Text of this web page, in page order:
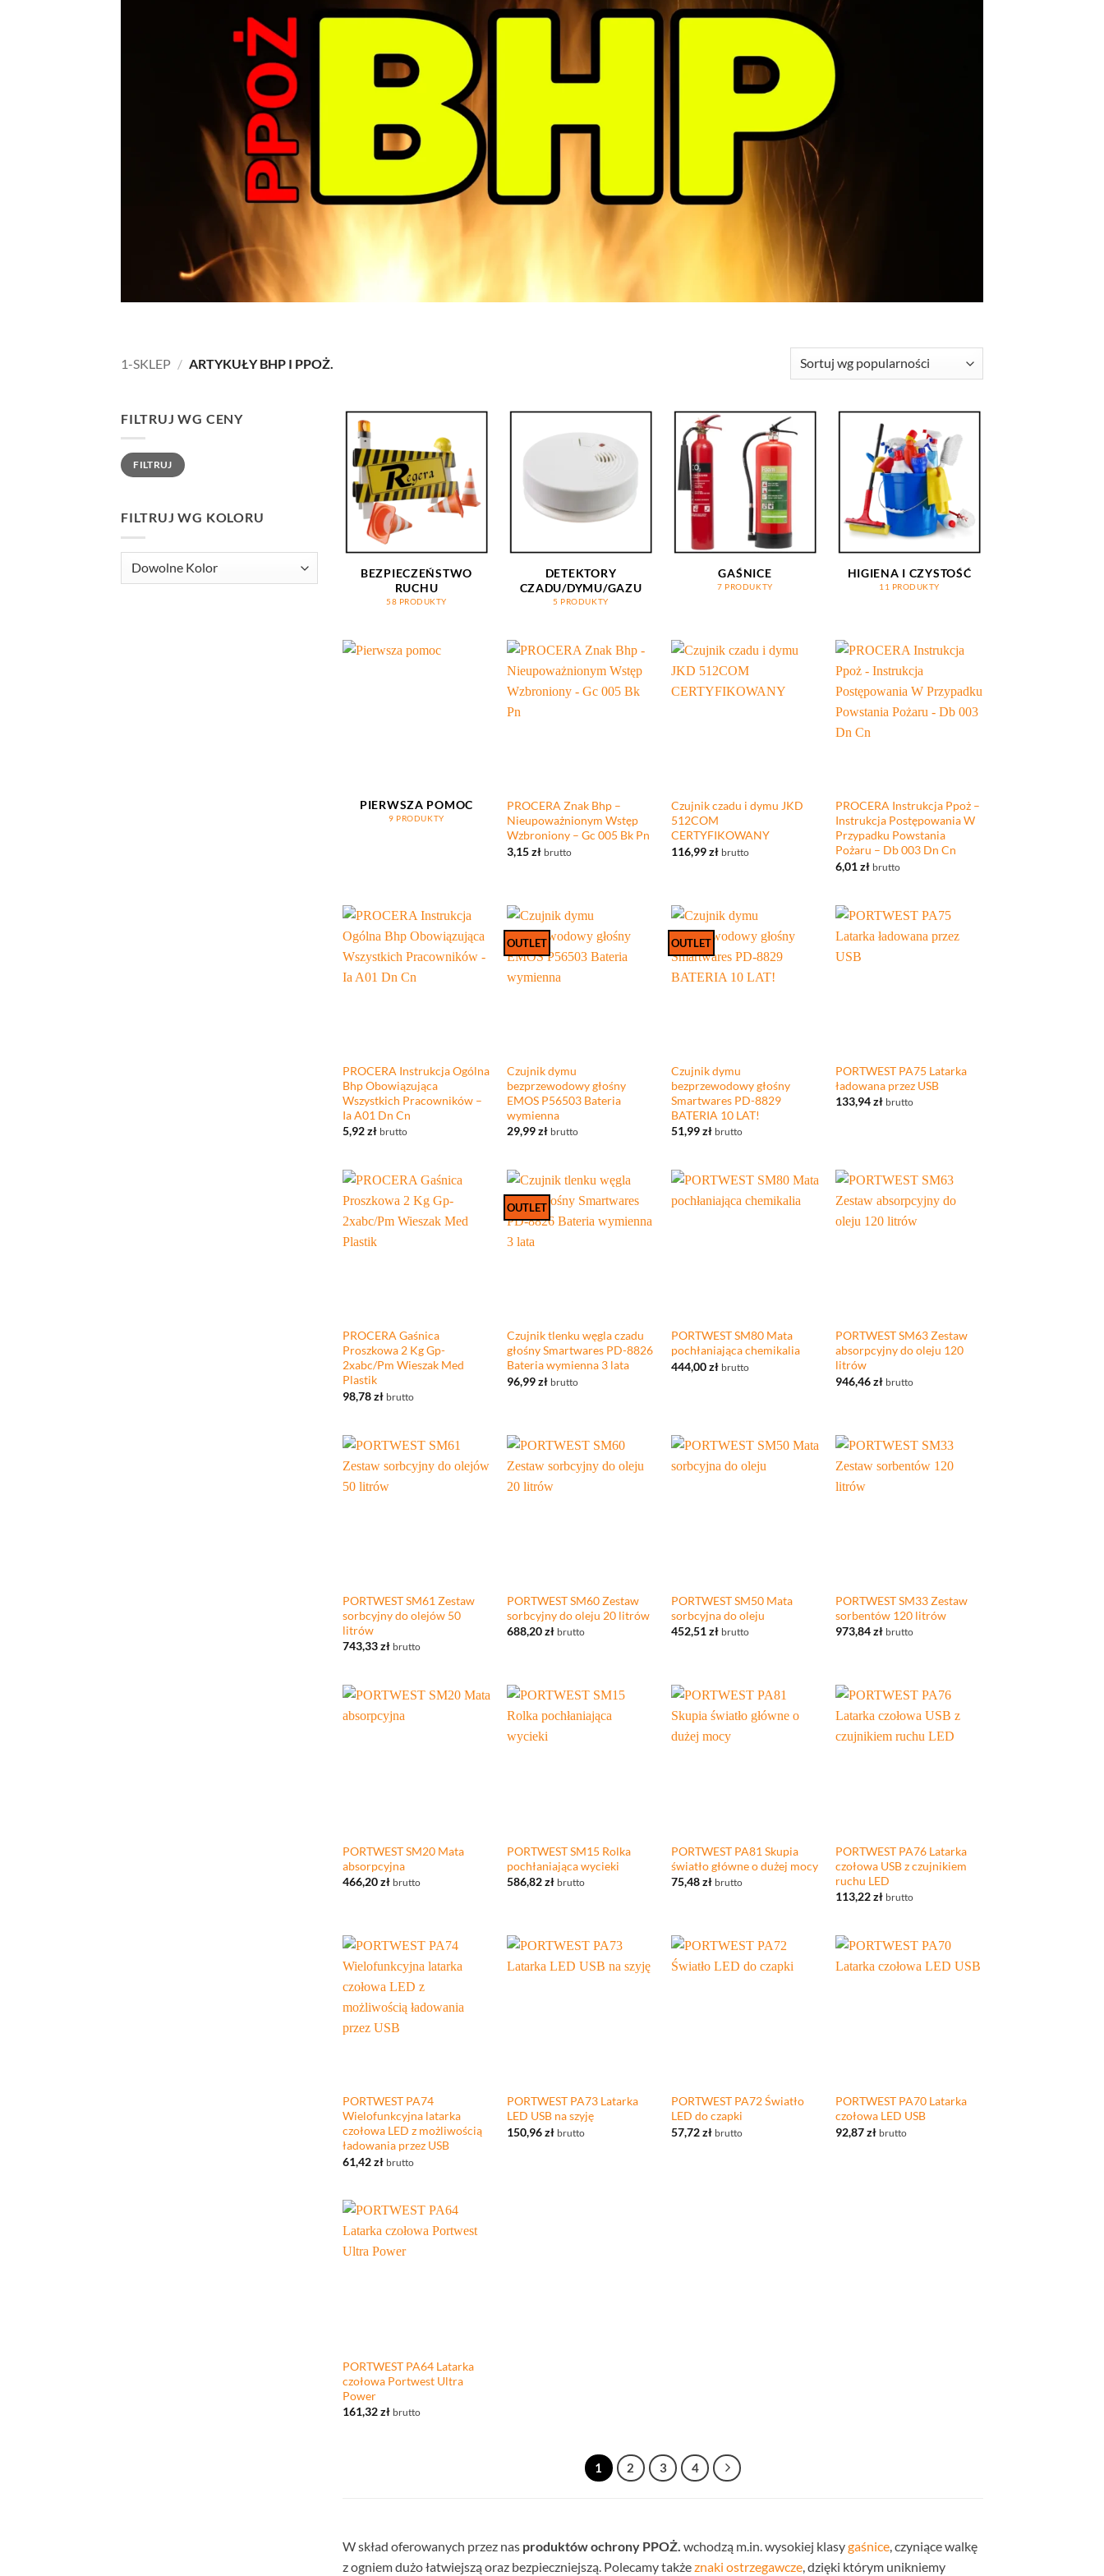
1-SKLEP / ARTYKUŁY BHP I PPOŻ.
FILTRUJ WG CENY
Cena
min.
Cena
maks.FILTRUJ
FILTRUJ WG KOLORU
BEZPIECZEŃSTWO
RUCHU
58 PRODUKTY
DETEKTORY
CZADU/DYMU/GAZU
5 PRODUKTY
GAŚNICE
7 PRODUKTY
HIGIENA I CZYSTOŚĆ
11 PRODUKTY
PIERWSZA POMOC
9 PRODUKTY
PROCERA Znak Bhp –
Nieupoważnionym Wstęp
Wzbroniony – Gc 005 Bk Pn
3,15zł brutto
Czujnik czadu i dymu JKD
512COM
CERTYFIKOWANY
116,99zł brutto
PROCERA Instrukcja Ppoż –
Instrukcja Postępowania W
Przypadku Powstania
Pożaru – Db 003 Dn Cn
6,01zł brutto
PROCERA Instrukcja Ogólna
Bhp Obowiązująca
Wszystkich Pracowników –
Ia A01 Dn Cn
5,92zł brutto
OUTLET
Czujnik dymu
bezprzewodowy głośny
EMOS P56503 Bateria
wymienna
29,99zł brutto
OUTLET
Czujnik dymu
bezprzewodowy głośny
Smartwares PD-8829
BATERIA 10 LAT!
51,99zł brutto
PORTWEST PA75 Latarka
ładowana przez USB
133,94zł brutto
PROCERA Gaśnica
Proszkowa 2 Kg Gp-
2xabc/Pm Wieszak Med
Plastik
98,78zł brutto
OUTLET
Czujnik tlenku węgla czadu
głośny Smartwares PD-8826
Bateria wymienna 3 lata
96,99zł brutto
PORTWEST SM80 Mata
pochłaniająca chemikalia
444,00zł brutto
PORTWEST SM63 Zestaw
absorpcyjny do oleju 120
litrów
946,46zł brutto
PORTWEST SM61 Zestaw
sorbcyjny do olejów 50
litrów
743,33zł brutto
PORTWEST SM60 Zestaw
sorbcyjny do oleju 20 litrów
688,20zł brutto
PORTWEST SM50 Mata
sorbcyjna do oleju
452,51zł brutto
PORTWEST SM33 Zestaw
sorbentów 120 litrów
973,84zł brutto
PORTWEST SM20 Mata
absorpcyjna
466,20zł brutto
PORTWEST SM15 Rolka
pochłaniająca wycieki
586,82zł brutto
PORTWEST PA81 Skupia
światło główne o dużej mocy
75,48zł brutto
PORTWEST PA76 Latarka
czołowa USB z czujnikiem
ruchu LED
113,22zł brutto
PORTWEST PA74
Wielofunkcyjna latarka
czołowa LED z możliwością
ładowania przez USB
61,42zł brutto
PORTWEST PA73 Latarka
LED USB na szyję
150,96zł brutto
PORTWEST PA72 Światło
LED do czapki
57,72zł brutto
PORTWEST PA70 Latarka
czołowa LED USB
92,87zł brutto
PORTWEST PA64 Latarka
czołowa Portwest Ultra
Power
161,32zł brutto
1 2 3 4
W skład oferowanych przez nas produktów ochrony PPOŻ. wchodzą m.in. wysokiej klasygaśnice, czyniące walkę
z ogniem dużo łatwiejszą oraz bezpieczniejszą. Polecamy takżeznaki ostrzegawcze, dzięki którym unikniemy